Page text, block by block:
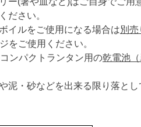
ださい。
イルをご使用になる場合は別
をご使用ください。
ンパクトランタン用の乾電池
泥・砂などを出来る限り落と